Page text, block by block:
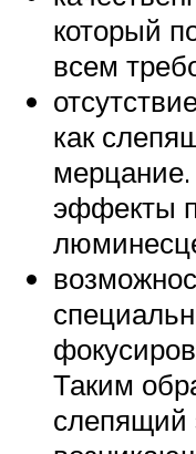
который
всем
как
эффекты
Таким
слепящий